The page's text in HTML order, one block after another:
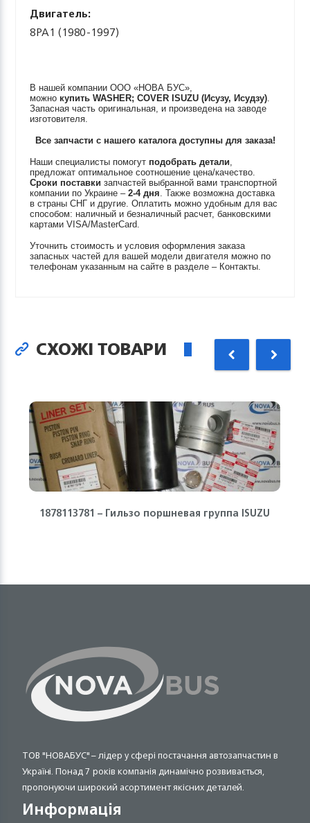
Двигатель:
8PA1 (1980-1997)
В нашей компании ООО «НОВА БУС»,
можно купитьWASHER; COVER ISUZU (Исузу, Исудзу).
Запасная часть оригинальная, и произведена на заводе
изготовителя.
Все запчасти с нашего каталога доступны для заказа!
Наши специалисты помогут подобрать детали,
предложат оптимальное соотношение цена/качество.
Сроки поставки запчастей выбранной вами транспортной
компании по Украине –2-4 дня. Также возможна доставка
в страны СНГ и другие. Оплатить можно удобным для вас
способом: наличный и безналичный расчет, банковскими
картами VISA/MasterCard.
Уточнить стоимость и условия оформления заказа
запасных частей для вашей модели двигателя можно по
телефонам указанным на сайте в разделе – Контакты.
СХОЖІ ТОВАРИ
1878113781 – Гильзо поршневая группа ISUZU
ТОВ "НОВАБУС" – лідер у сфері постачання автозапчастин в
Україні. Понад 7 років компанія динамічно розвивається,
пропонуючи широкий асортимент якісних деталей.
Информація